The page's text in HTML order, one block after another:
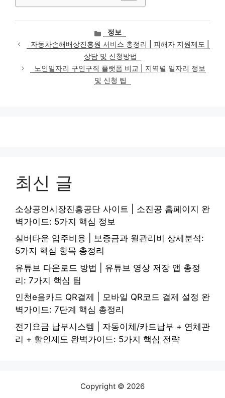
카
테
고
리
정보
자동차손해배상진흥원 서비스 총정리 | 피해자 지원제도 |
상담 및 신청방법
노인일자리 구인구직 플랫폼 비교 | 지역별 일자리 정보
및 신청 팁
최신 글
소상공인시장진흥공단 사이트 | 소진공 홈페이지 완
벽가이드: 5가지 핵심 정보
실버타운 입주비용 | 보증금과 월관리비 상세분석:
5가지 핵심 항목 총정리
유튜브 다운로드 방법 | 유튜브 영상 저장 앱 총정
리: 7가지 핵심 팁
인천e음카드 QR결제 | 모바일 QR코드 결제 설정 완
벽가이드: 7단계 핵심 총정리
전기요금 납부시스템 | 자동이체/카드납부 + 연체관
리 + 할인제도 완벽가이드: 5가지 핵심 전략
Copyright © 2026